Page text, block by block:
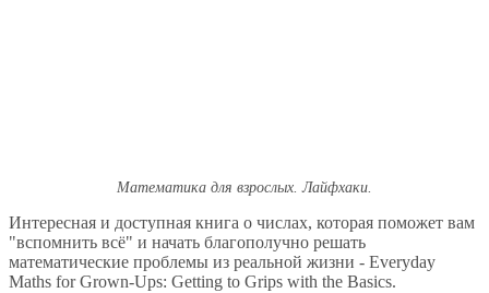
Математика для взрослых. Лайфхаки.
Интересная и доступная книга о числах, которая поможет вам
"вспомнить всё" и начать благополучно решать
математические проблемы из реальной жизни - Everyday
Maths for Grown-Ups: Getting to Grips with the Basics.